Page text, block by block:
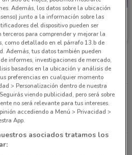
km
Chedraui
Caduca el 16/08
Colonia Nápoles Alcaldía
Ciudad De México
740, Col Sta Cruz Atoyac,
Además, los datos sobre la ubicación
junto a la información sobre las
del dispositivo pueden ser
para comprender y mejorar la
como detallado en el párrafo 13.b de
Además, tus datos también pueden
informes, investigaciones de mercado,
basados en la ubicación y análisis de
preferencias en cualquier momento
> Personalización dentro de nuestra
viendo publicidad, pero será sobre
no será relevante para tus intereses.
accediendo a Menú > Privacidad >
App.
asociados tratamos los